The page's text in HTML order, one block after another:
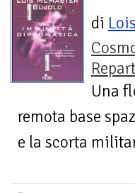
di
Una
remota base
e la scorta